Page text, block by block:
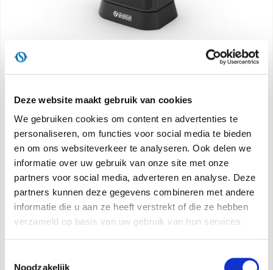
Deze website maakt gebruik van cookies
We gebruiken cookies om content en advertenties te
personaliseren, om functies voor social media te bieden
en om ons websiteverkeer te analyseren. Ook delen we
informatie over uw gebruik van onze site met onze
partners voor social media, adverteren en analyse. Deze
partners kunnen deze gegevens combineren met andere
informatie die u aan ze heeft verstrekt of die ze hebben
verzameld op basis van uw gebruik van hun services.
Noodzakelijk
De technologische luchtverhitter met een
lineair ontwerp
Ontdek meer